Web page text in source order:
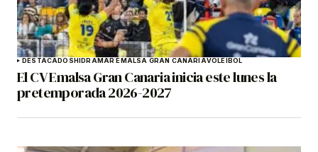
DESTACADOSHIDRAMAR EMALSA GRAN CANARIAVOLEIBOL
El CV Emalsa Gran Canaria inicia este lunes la
pretemporada 2026-2027